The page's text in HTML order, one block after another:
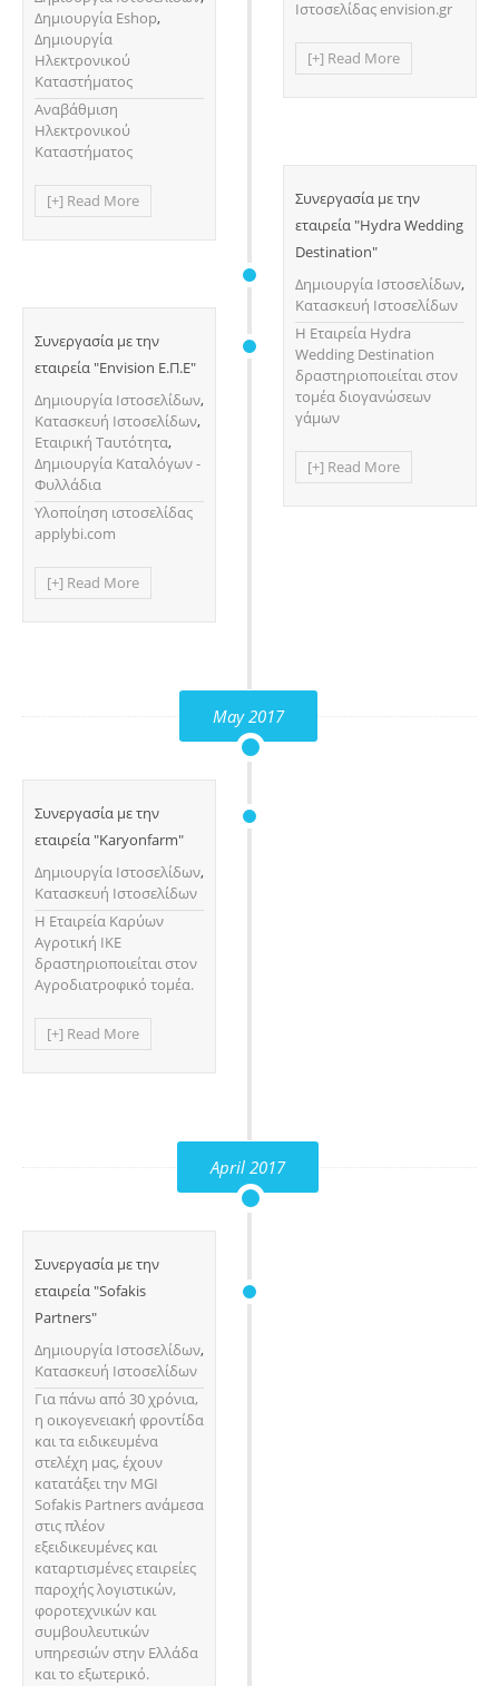
Δημιουργία Eshop,
Δημιουργία
Ηλεκτρονικού
Καταστήματος
Αναβάθμιση
Ηλεκτρονικού
Καταστήματος
[+] Read More
Συνεργασία με την
εταιρεία "Envision Ε.Π.Ε"
Δημιουργία Ιστοσελίδων,
Κατασκευή Ιστοσελίδων,
Εταιρική Ταυτότητα,
Δημιουργία Καταλόγων -
Φυλλάδια
Υλοποίηση ιστοσελίδας
applybi.com
[+] Read More
Ιστοσελίδας envision.gr
[+] Read More
Συνεργασία με την
εταιρεία "Hydra Wedding
Destination"
Δημιουργία Ιστοσελίδων,
Κατασκευή Ιστοσελίδων
H Εταιρεία Hydra
Wedding Destination
δραστηριοποιείται στον
τομέα διογανώσεων
γάμων
[+] Read More
May 2017
Συνεργασία με την
εταιρεία "Karyonfarm"
Δημιουργία Ιστοσελίδων,
Κατασκευή Ιστοσελίδων
H Εταιρεία Καρύων
Αγροτική ΙΚΕ
δραστηριοποιείται στον
Αγροδιατροφικό τομέα.
[+] Read More
April 2017
Συνεργασία με την
εταιρεία "Sofakis
Partners"
Δημιουργία Ιστοσελίδων,
Κατασκευή Ιστοσελίδων
Για πάνω από 30 χρόνια,
η οικογενειακή φροντίδα
και τα ειδικευμένα
στελέχη μας, έχουν
κατατάξει την MGI
Sofakis Partners ανάμεσα
στις πλέον
εξειδικευμένες και
καταρτισμένες εταιρείες
παροχής λογιστικών,
φοροτεχνικών και
συμβουλευτικών
υπηρεσιών στην Ελλάδα
και το εξωτερικό.